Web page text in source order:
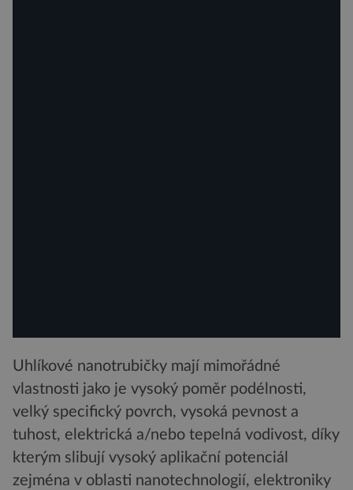
Uhlíkové nanotrubičky mají mimořádné
vlastnosti jako je vysoký poměr podélnosti,
velký specifický povrch, vysoká pevnost a
tuhost, elektrická a/nebo tepelná vodivost, díky
kterým slibují vysoký aplikační potenciál
zejména v oblasti nanotechnologií, elektroniky